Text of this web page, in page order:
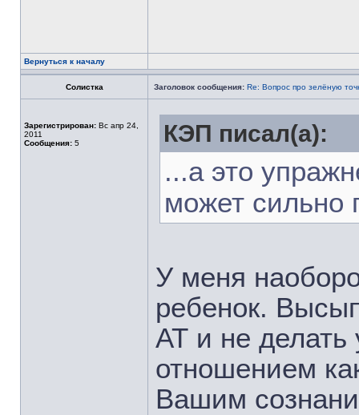
Вернуться к началу
Солистка Заголовок сообщения: Re: Вопрос про зелёную
Зарегистрирован: Вс апр 24,
2011
Сообщения: 5 КЭП писал(а):
...а это
может сильно
У меня
ребенок.
АТ и не делать
отношением
Вашим